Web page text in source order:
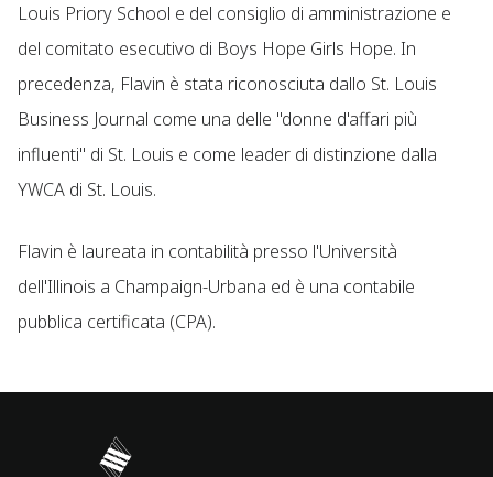
Louis Priory School e del consiglio di amministrazione e
del comitato esecutivo di Boys Hope Girls Hope. In
precedenza, Flavin è stata riconosciuta dallo St. Louis
Business Journal come una delle "donne d'affari più
influenti" di St. Louis e come leader di distinzione dalla
YWCA di St. Louis.
Flavin è laureata in contabilità presso l'Università
dell'Illinois a Champaign-Urbana ed è una contabile
pubblica certificata (CPA).